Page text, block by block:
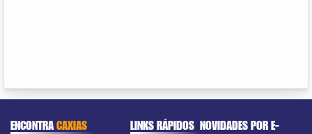
ENCONTRACAXIAS LINKS RÁPIDOS NOVIDADES POR E-